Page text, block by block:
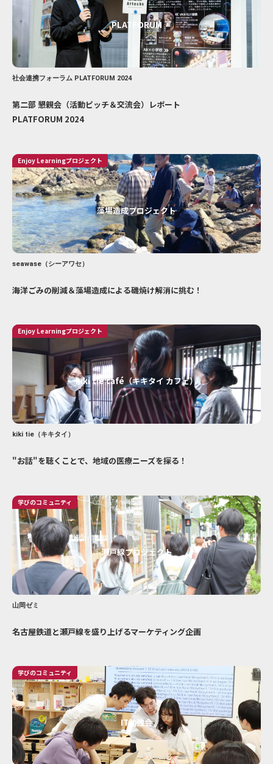
PLATFORUM
社会連携フォーラム PLATFORUM 2024
第二部 懇親会（活動ピッチ＆交流会）レポート
PLATFORUM 2024
Enjoy Learningプロジェクト
藻場造成プロジェクト
seawase（シーアワセ）
海洋ごみの削減＆藻場造成による磯焼け解消に挑む！
Enjoy Learningプロジェクト
kiki tie café（キキタイ カフェ）
kiki tie（キキタイ）
"お話"を聴くことで、地域の医療ニーズを探る！
学びのコミュニティ
瀬戸線プロジェクト
山岡ゼミ
名古屋鉄道と瀬戸線を盛り上げるマーケティング企画
学びのコミュニティ
IT勉強会